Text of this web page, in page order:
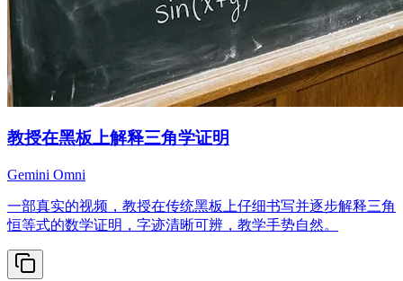
教授在黑板上解释三角学证明
Gemini Omni
一部真实的视频，教授在传统黑板上仔细书写并逐步解释三角
恒等式的数学证明，字迹清晰可辨，教学手势自然。